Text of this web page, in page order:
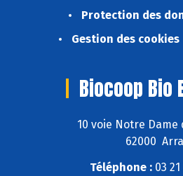
Protection des
Gestion des cookies
Biocoop Bio
10 voie Notre Dame
62000
Téléphone : 03